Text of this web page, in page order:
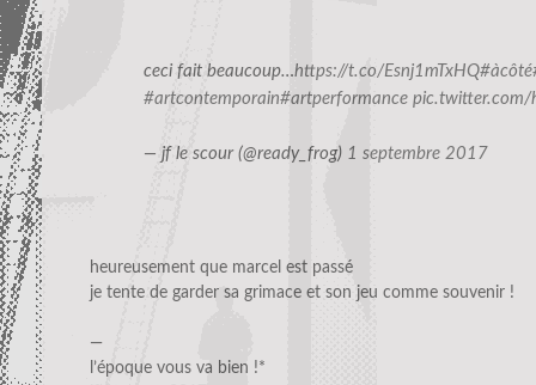
ceci fait beaucoup…https://t.co/Esnj1mTxHQ#àcôté
#artcontemporain#artperformance pic.twitter.com/
— jf le scour (@ready_frog) 1 septembre 2017
heureusement que marcel est passé
je tente de garder sa grimace et son jeu comme souvenir !
—
l’époque vous va bien !*